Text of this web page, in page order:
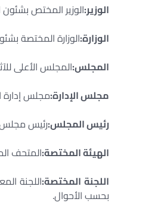
الوزير:الوزير المختص بشئون
الوزارة:الوزارة المختصة
المجلس:المجلس الأعلى
مجلس الإدارة:مجلس إدارة
رئيس المجلس:رئيس مجلس
الهيئة المختصة:المتحف
اللجنة المختصة:اللجنة
بحسب الأحوال.